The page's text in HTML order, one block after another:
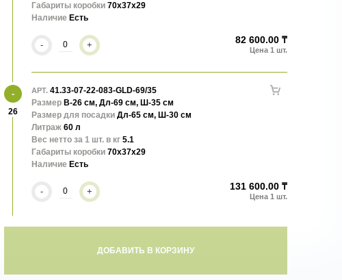
Габариты коробки 70x37x29
Наличие Есть
- + 82 600.00 ₸
26
АРТ. 41.33-07-22-083-GLD-69/35
Размер В-26 см, Дл-69 см, Ш-35 см
Размер для посадки Дл-65 см, Ш-30 см
Литраж 60 л
Вес нетто за 1 шт. в кг 5.1
Габариты коробки 70x37x29
Наличие Есть
- + 131 600.00 ₸
ДОБАВИТЬ В КОРЗИНУ